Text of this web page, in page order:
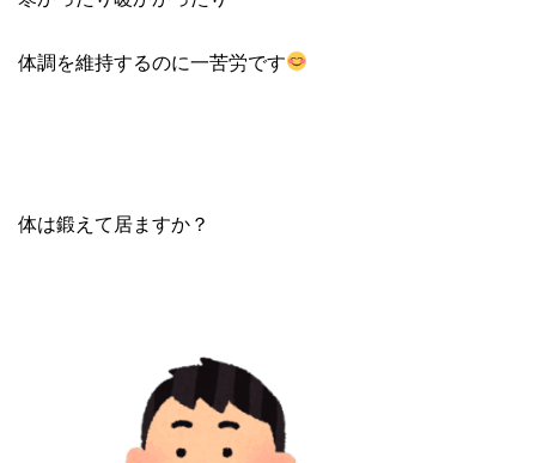
体調を維持するのに一苦労です
体は鍛えて居ますか？